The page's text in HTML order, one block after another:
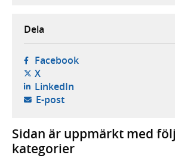
Dela
Facebook- öppnas i ny flik,
X- öppnas i ny flik, extern
LinkedIn- öppnas i ny flik,
E-post- öppnar din e-postklient,
Sidan är uppmärkt med
kategorier